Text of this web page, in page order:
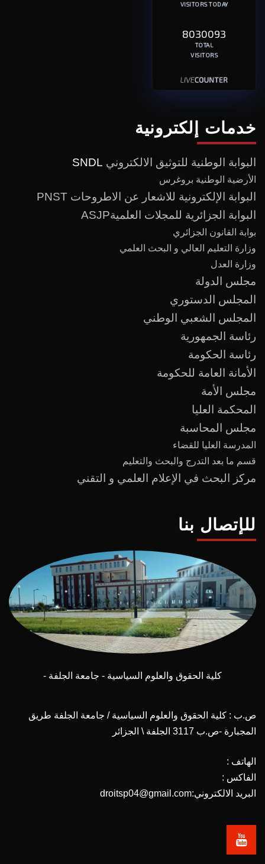
VISITORS TODAY
8030093
TOTAL
VISITORS
خدمات إلكترونية
البوابة الوطنية للتوثيق الالكتروني
الأرضية الوطنية بروغرس
البوابة الإلكترونية للاشعار عن الاطروحات PNST
البوابة الجزائرية للمجلات العلميةASJP
بوابة القانون الجزائري
وزارة التعليم العالي و البحث العلمي
وزارة العدل
مجلس الدولة
المجلس الدستوري
المجلس الشعبي الوطني
رئاسة الجمهورية
رئاسة الحكومة
الأمانة العامة للحكومة
مجلس الأمة
المحكمة العليا
مجلس المحاسبة
المدرسة العليا للقضاء
قسم ما بعد التدرج و البحث والتعليم
مركز البحث في الإعلام العلمي و التقني
للإتصال بنا
كلية الحقوق والعلوم السياسية - جامعة الجلفة -
ص.ب : كلية الحقوق والعلوم السياسية / جامعة الجلفة طريق
المجبارة -ص.ب 3117 الجلفة \ الجزائر
الهاتف :
الفاكس :
البريد الالكتروني:droitsp04@gmail.com